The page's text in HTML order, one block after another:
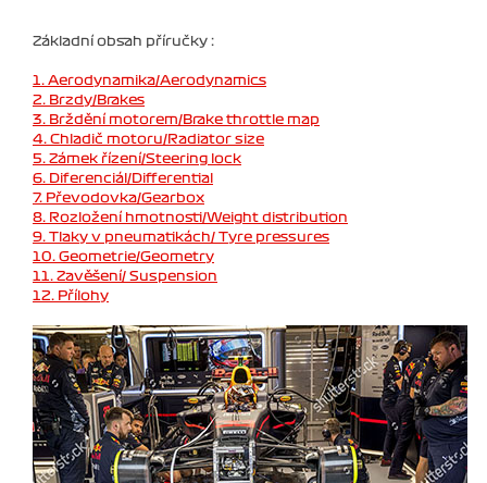
Základní obsah příručky :
1. Aerodynamika/Aerodynamics
2. Brzdy/Brakes
3. Brždění motorem/Brake throttle map
4. Chladič motoru/Radiator size
5. Zámek řízení/Steering lock
6. Diferenciál/Differential
7. Převodovka/Gearbox
8. Rozložení hmotnosti/Weight distribution
9. Tlaky v pneumatikách/ Tyre pressures
10. Geometrie/Geometry
11. Zavěšení/ Suspension
12. Přílohy